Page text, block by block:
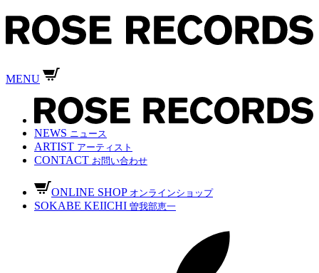
MENU
NEWS ニュース
ARTIST アーティスト
CONTACT お問い合わせ
ONLINE SHOP オンラインショップ
SOKABE KEIICHI 曽我部恵一